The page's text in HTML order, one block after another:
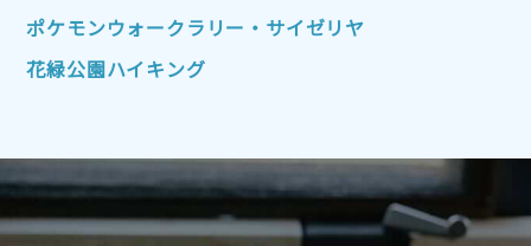
2022年1月 2021年12月 2021年11月
2021年10月 2021年9月
2021年1月 2020年12月 2020年11月
2020年10月 2020年9月 2020年8月
ポケモンウォークラリー・サイゼリヤ
花緑公園ハイキング